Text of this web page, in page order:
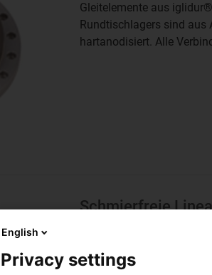
Gleitelemente aus
Rundtischlagers sind aus
hartanodisiert. Alle
Schmierfreie
drylin®-Lineargleitlager
Gleitelementen.
Reibwerteigenschaften
English
Privacy settings